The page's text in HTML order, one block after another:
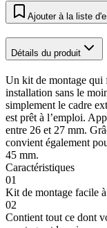
Ajouter à la liste
Détails du produit
Un kit de montage qui
installation sans le
simplement le cadre
est prêt à l’emploi.
entre 26 et 27 mm.
convient également
45 mm.
Caractéristiques
01
Kit de montage facile
02
Contient tout ce dont